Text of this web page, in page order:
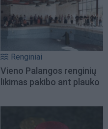
Renginiai
Vieno Palangos renginių
likimas pakibo ant plauko